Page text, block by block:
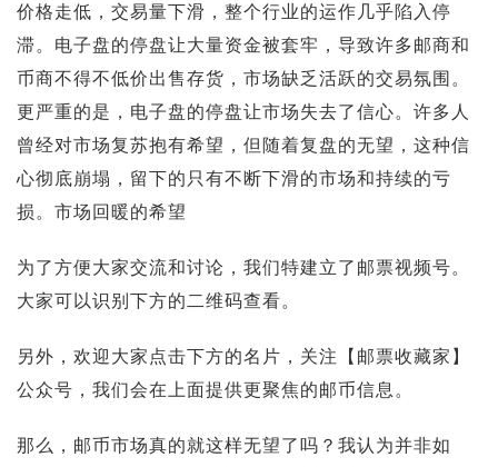
价格走低，交易量下滑，整个行业的运作几乎陷入停
滞。电子盘的停盘让大量资金被套牢，导致许多邮商和
币商不得不低价出售存货，市场缺乏活跃的交易氛围。
更严重的是，电子盘的停盘让市场失去了信心。许多人
曾经对市场复苏抱有希望，但随着复盘的无望，这种信
心彻底崩塌，留下的只有不断下滑的市场和持续的亏
损。市场回暖的希望
为了方便大家交流和讨论，我们特建立了邮票视频号。
大家可以识别下方的二维码查看。
另外，欢迎大家点击下方的名片，关注【邮票收藏家】
公众号，我们会在上面提供更聚焦的邮币信息。
那么，邮币市场真的就这样无望了吗？我认为并非如